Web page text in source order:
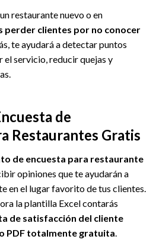
restaurante nuevo o en
perder clientes por no conocer
te ayudará a detectar puntos
servicio, reducir quejas y
de
Restaurantes Gratis
de encuesta para restaurante
opiniones que te ayudarán a
en el lugar favorito de tus clientes.
la plantilla Excel contarás
de satisfacción del cliente
PDF totalmente gratuita